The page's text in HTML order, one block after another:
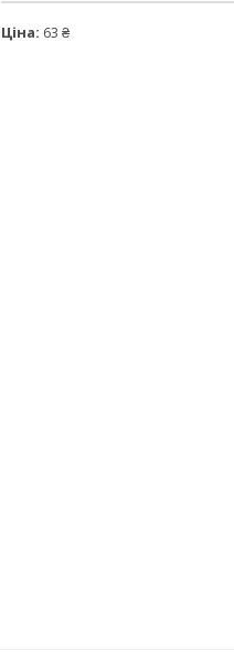
Ціна: 63 ₴